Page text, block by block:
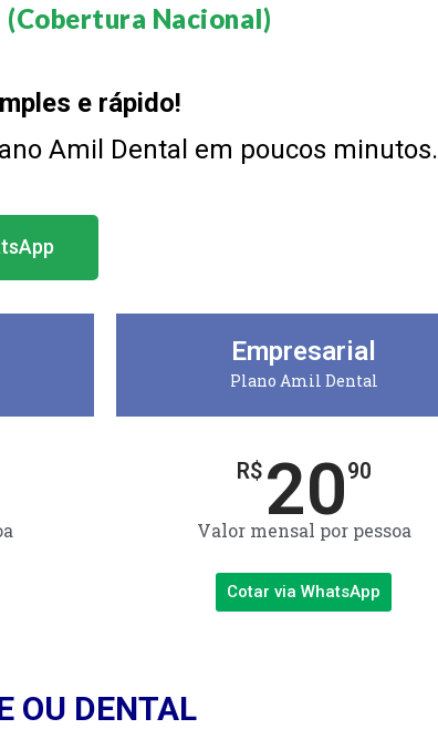
Nacional)​
e rápido!
Amil Dental em poucos minutos.
Empresarial
Plano Amil Dental
R$ 2090
Valor mensal por pessoa
Cotar via WhatsApp
OU DENTAL